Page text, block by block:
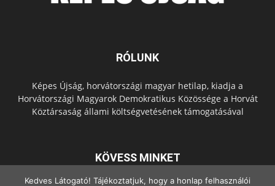
RÓLUNK
Képes Újság, horvátországi magyar hetilap, kiadja a
Horvátországi Magyarok Demokratikus Közössége a Horvát
Köztársaság állami költségvetésének támogatásával
KÖVESS MINKET
Kedves Látogató! Tájékoztatjuk, hogy a honlap felhasználói